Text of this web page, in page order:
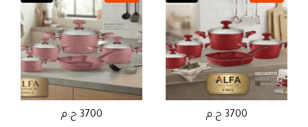
3700 ج.م 3700 ج.م